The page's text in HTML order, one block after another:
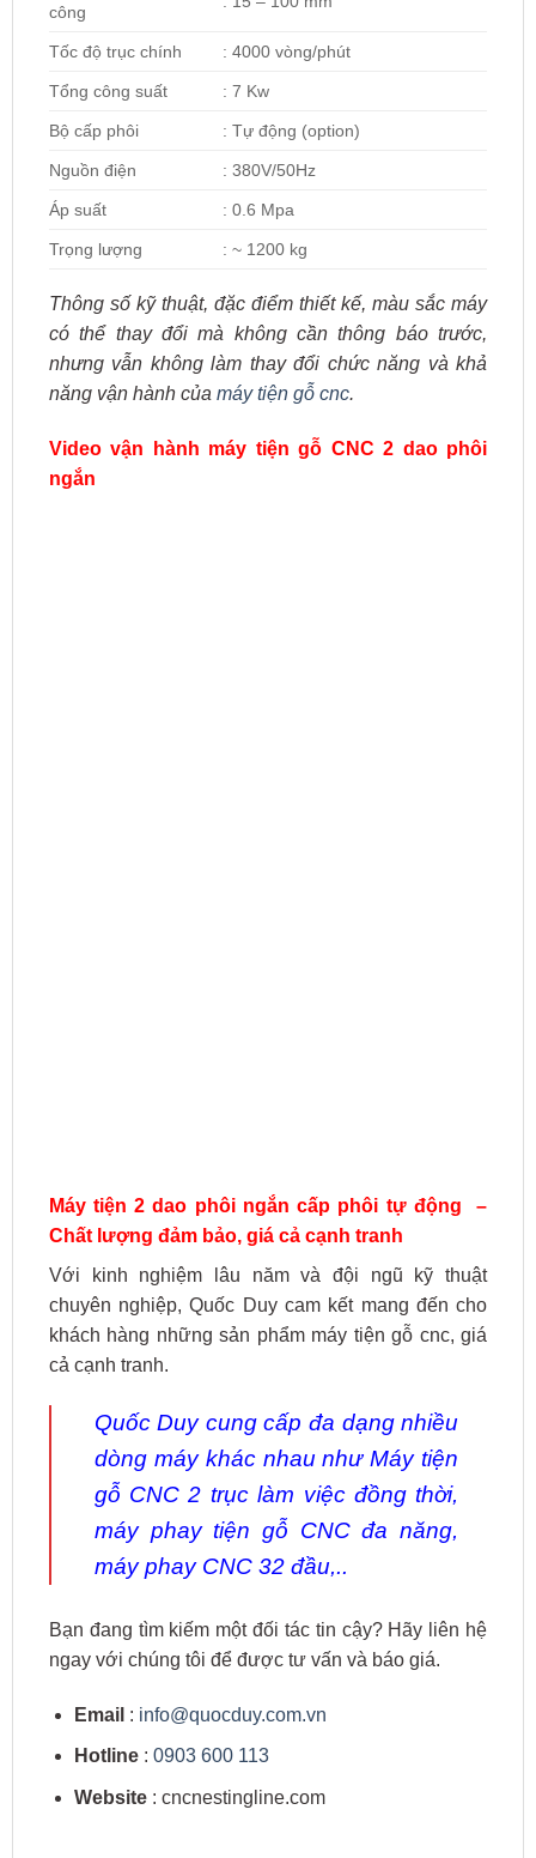
công
Tốc độ trục chính : 4000 vòng/phút
Tổng công suất : 7 Kw
Bộ cấp phôi : Tự động (option)
Nguồn điện : 380V/50Hz
Áp suất : 0.6 Mpa
Trọng lượng : ~ 1200 kg
Thông số kỹ thuật, đặc điểm thiết kế, màu sắc máy
có thể thay đổi mà không cần thông báo trước,
nhưng vẫn không làm thay đổi chức năng và khả
năng vận hành của máy tiện gỗ cnc.
Video vận hành máy tiện gỗ CNC 2 dao phôi
ngắn
Máy tiện 2 dao phôi ngắn cấp phôi tự động –
Chất lượng đảm bảo, giá cả cạnh tranh
Với kinh nghiệm lâu năm và đội ngũ kỹ thuật
chuyên nghiệp, Quốc Duy cam kết mang đến cho
khách hàng những sản phẩm máy tiện gỗ cnc, giá
cả cạnh tranh.
Quốc Duy cung cấp đa dạng nhiều
dòng máy khác nhau nhưMáy tiện
gỗ CNC 2 trục làm việc đồng thời,
máy phay tiện gỗ CNC đa năng,
máy phay CNC 32 đầu,..
Bạn đang tìm kiếm một đối tác tin cậy? Hãy liên hệ
ngay với chúng tôi để được tư vấn và báo giá.
Email : info@quocduy.com.vn
Hotline: 0903 600 113
Website: cncnestingline.com